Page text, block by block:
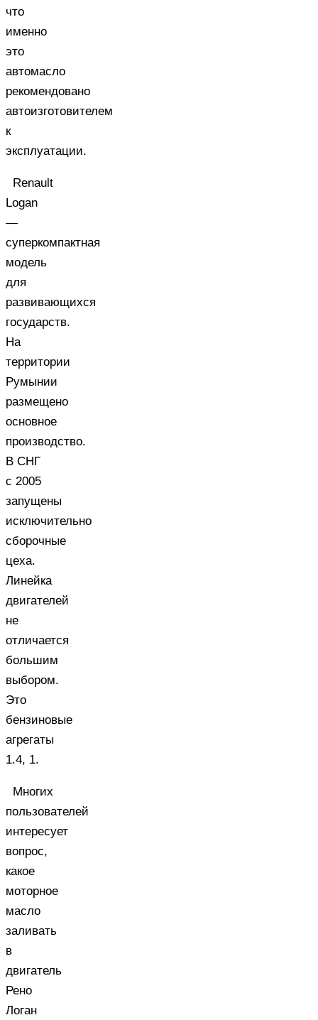
что
именно
это
автомасло
рекомендовано
автоизготовителем
к
эксплуатации.
Renault
Logan
—
суперкомпактная
модель
для
развивающихся
государств.
На
территории
Румынии
размещено
основное
производство.
В СНГ
с 2005
запущены
исключительно
сборочные
цеха.
Линейка
двигателей
не
отличается
большим
выбором.
Это
бензиновые
агрегаты
1.4, 1.
Многих
пользователей
интересует
вопрос,
какое
моторное
масло
заливать
в
двигатель
Рено
Логан